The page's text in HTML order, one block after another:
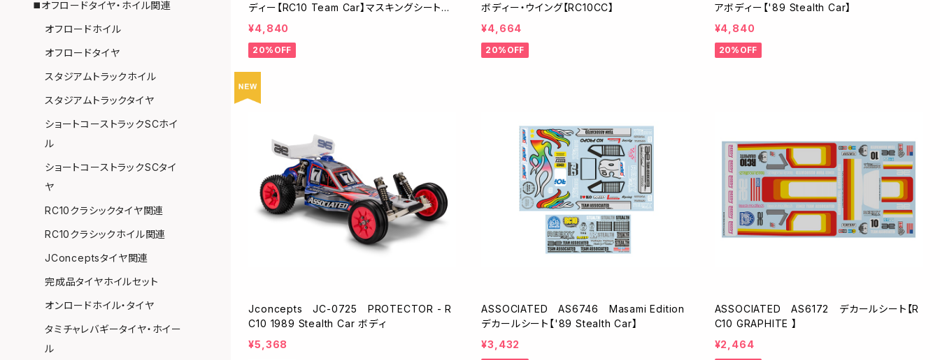
ディー【RC10 Team Car】マスキングシート付
き
¥4,840
20%OFF
ボディー・ウイング【RC10CC】
¥4,664
20%OFF
アボディー【'89 Stealth Car】
¥4,840
20%OFF
Jconcepts JC-0725 PROTECTOR - R
C10 1989 Stealth Car ボディ
¥5,368
ASSOCIATED AS6746 Masami Edition
デカールシート【'89 Stealth Car】
¥3,432
ASSOCIATED AS6172 デカールシート【R
C10 GRAPHITE 】
¥2,464
◼️オフロードタイヤ・ホイル関連
オフロードホイル
オフロードタイヤ
スタジアムトラックホイル
スタジアムトラックタイヤ
ショートコーストラックSCホイ
ル
ショートコーストラックSCタイ
ヤ
RC10クラシックタイヤ関連
RC10クラシックホイル関連
JConceptsタイヤ関連
完成品タイヤホイルセット
オンロードホイル・タイヤ
タミチャレバギータイヤ・ホイー
ル